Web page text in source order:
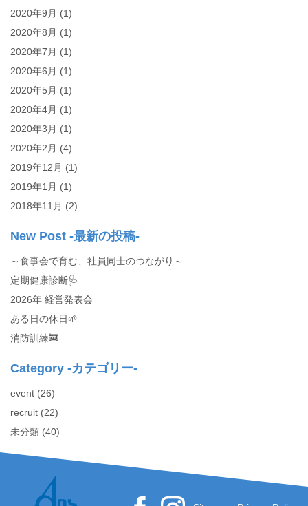
2020年9月 (1)
2020年8月 (1)
2020年7月 (1)
2020年6月 (1)
2020年5月 (1)
2020年4月 (1)
2020年3月 (1)
2020年2月 (4)
2019年12月 (1)
2019年1月 (1)
2018年11月 (2)
New Post -最新の投稿-
～食事会で育む、社員同士のつながり～
定期健康診断🩺
2026年 経営発表会
ある日の休日🌱
消防訓練🚒
Category -カテゴリー-
event (26)
recruit (22)
未分類 (40)